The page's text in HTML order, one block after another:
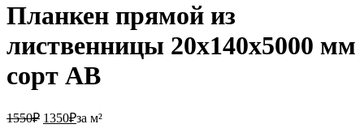
Планкен прямой из
лиственницы 20х140х5000 мм
сорт АВ
1550₽ 1550₽.
1350₽1350₽.
за м²